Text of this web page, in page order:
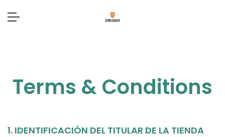
Terms & Conditions
1. IDENTIFICACIÓN DEL TITULAR DE LA TIENDA